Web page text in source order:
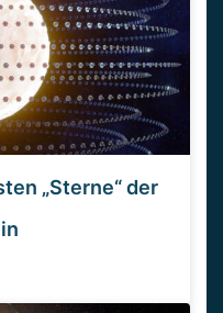
„Sterne“ der